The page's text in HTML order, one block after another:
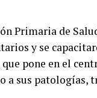
Primaria de
y se
pone en el
a sus patologías,